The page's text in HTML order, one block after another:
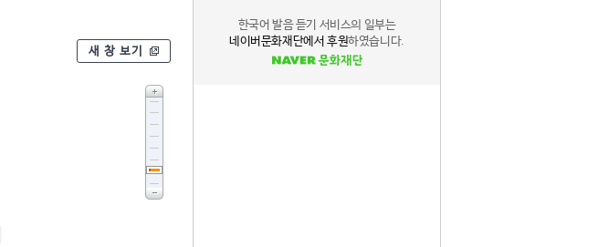
새 창 보기
한국어 발음 듣기 서비스의 일부는
네이버문화재단에서 후원하였습니다.